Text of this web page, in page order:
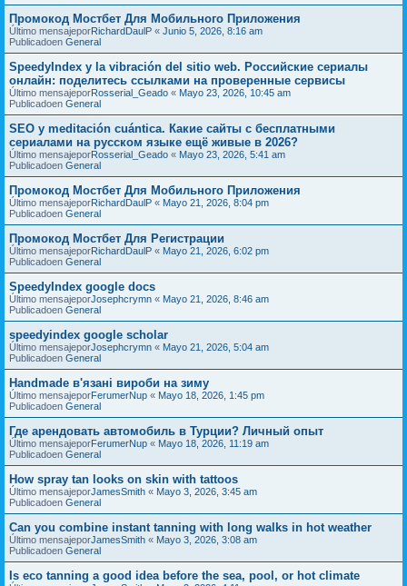
Промокод Мостбет Для Мобильного Приложения
Último mensajeporRichardDaulP « Junio 5, 2026, 8:16 am
Publicadoen General
SpeedyIndex y la vibración del sitio web. Российские сериалы
онлайн: поделитесь ссылками на проверенные сервисы
Último mensajeporRosserial_Geado « Mayo 23, 2026, 10:45 am
Publicadoen General
SEO y meditación cuántica. Какие сайты с бесплатными
сериалами на русском языке ещё живые в 2026?
Último mensajeporRosserial_Geado « Mayo 23, 2026, 5:41 am
Publicadoen General
Промокод Мостбет Для Мобильного Приложения
Último mensajeporRichardDaulP « Mayo 21, 2026, 8:04 pm
Publicadoen General
Промокод Мостбет Для Регистрации
Último mensajeporRichardDaulP « Mayo 21, 2026, 6:02 pm
Publicadoen General
SpeedyIndex google docs
Último mensajeporJosephcrymn « Mayo 21, 2026, 8:46 am
Publicadoen General
speedyindex google scholar
Último mensajeporJosephcrymn « Mayo 21, 2026, 5:04 am
Publicadoen General
Handmade в'язані вироби на зиму
Último mensajeporFerumerNup « Mayo 18, 2026, 1:45 pm
Publicadoen General
Где арендовать автомобиль в Турции? Личный опыт
Último mensajeporFerumerNup « Mayo 18, 2026, 11:19 am
Publicadoen General
How spray tan looks on skin with tattoos
Último mensajeporJamesSmith « Mayo 3, 2026, 3:45 am
Publicadoen General
Can you combine instant tanning with long walks in hot weather
Último mensajeporJamesSmith « Mayo 3, 2026, 3:08 am
Publicadoen General
Is eco tanning a good idea before the sea, pool, or hot climate